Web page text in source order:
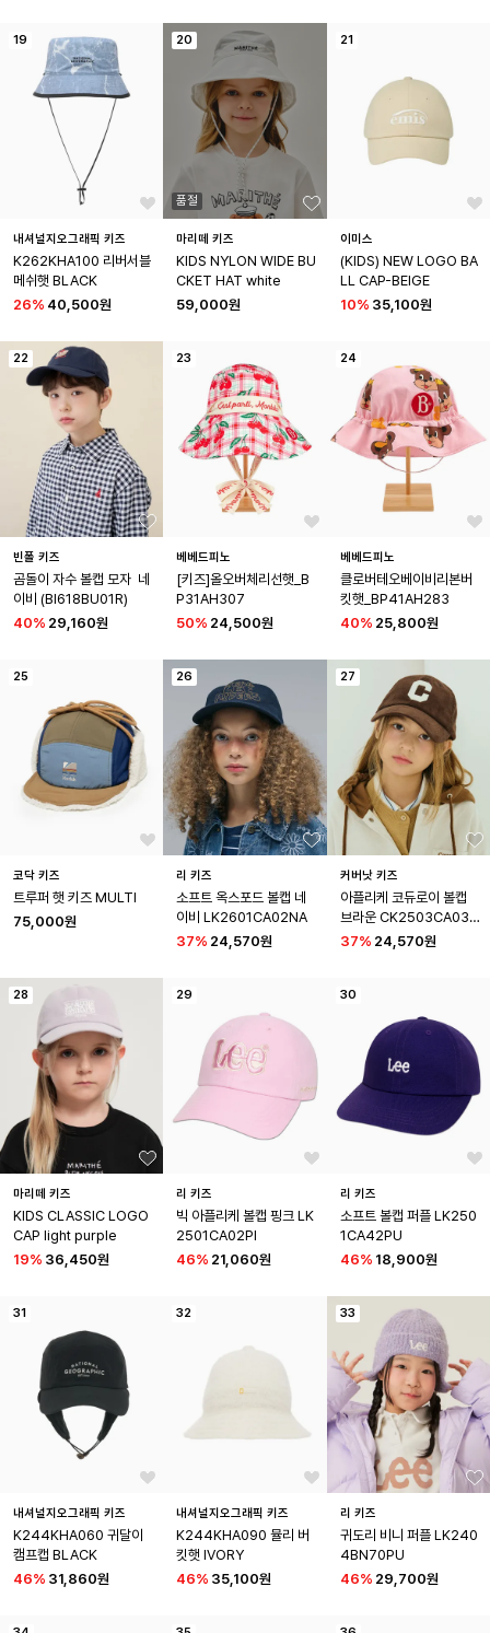
19
내셔널지오그래픽 키즈
K262KHA100 리버서블
메쉬햇 BLACK
26% 40,500원
20
품절
마리떼 키즈
KIDS NYLON WIDE BU
CKET HAT white
59,000원
21
이미스
(KIDS) NEW LOGO BA
LL CAP-BEIGE
10% 35,100원
22
빈폴 키즈
곰돌이 자수 볼캡 모자  네
이비 (BI618BU01R)
40% 29,160원
23
베베드피노
[키즈]올오버체리선햇_B
P31AH307
50% 24,500원
24
베베드피노
클로버테오베이비리본버
킷햇_BP41AH283
40% 25,800원
25
코닥 키즈
트루퍼 햇 키즈 MULTI
75,000원
26
리 키즈
소프트 옥스포드 볼캡 네
이비 LK2601CA02NA
37% 24,570원
27
커버낫 키즈
아플리케 코듀로이 볼캡
브라운 CK2503CA03B
R
37% 24,570원
28
마리떼 키즈
KIDS CLASSIC LOGO
CAP light purple
19% 36,450원
29
리 키즈
빅 아플리케 볼캡 핑크 LK
2501CA02PI
46% 21,060원
30
리 키즈
소프트 볼캡 퍼플 LK250
1CA42PU
46% 18,900원
31
내셔널지오그래픽 키즈
K244KHA060 귀달이
캠프캡 BLACK
46% 31,860원
32
내셔널지오그래픽 키즈
K244KHA090 뮬리 버
킷햇 IVORY
46% 35,100원
33
리 키즈
귀도리 비니 퍼플 LK240
4BN70PU
46% 29,700원